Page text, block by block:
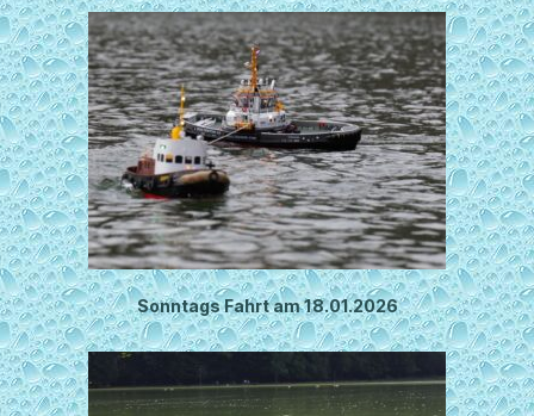
Sonntags Fahrt am 18.01.2026